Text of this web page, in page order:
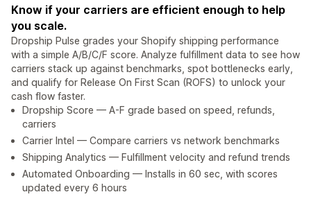
Know if your carriers are efficient enough to help
you scale.
Dropship Pulse grades your Shopify shipping performance
with a simple A/B/C/F score. Analyze fulfillment data to see how
carriers stack up against benchmarks, spot bottlenecks early,
and qualify for Release On First Scan (ROFS) to unlock your
cash flow faster.
Dropship Score — A-F grade based on speed, refunds,
carriers
Carrier Intel — Compare carriers vs network benchmarks
Shipping Analytics — Fulfillment velocity and refund trends
Automated Onboarding — Installs in 60 sec, with scores
updated every 6 hours